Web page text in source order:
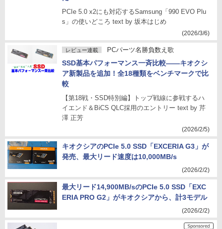
PCIe 5.0 x2にも対応するSamsung「990 EVO Plu
s」の使いどころ text by 坂本はじめ
(2026/3/6)
レビュー連載 PCパーツ名勝負数え歌
SSD基本パフォーマンス一斉比較――キオクシ
ア新製品を追加！全18種類をベンチマークで比
較
【第18戦・SSD特別編】トップ戦線に参戦するハ
イエンド＆BiCS QLC採用のエントリー text by 芹
澤 正芳
(2026/2/5)
キオクシアのPCIe 5.0 SSD「EXCERIA G3」が
発売、最大リード速度は10,000MB/s
(2026/2/2)
最大リード14,900MB/sのPCIe 5.0 SSD「EXC
ERIA PRO G2」がキオクシアから、計3モデル
(2026/2/2)